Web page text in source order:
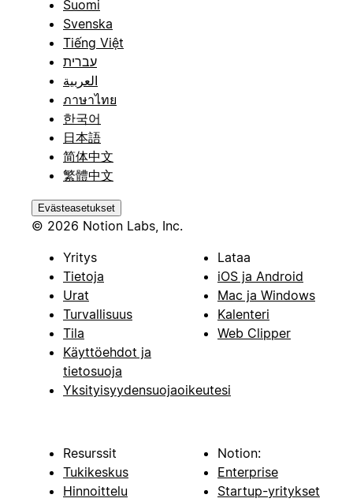
Suomi
Svenska
Tiếng Việt
עברית
العربية
ภาษาไทย
한국어
日本語
简体中文
繁體中文
Evästeasetukset
© 2026 Notion Labs, Inc.
Yritys
Tietoja
Urat
Turvallisuus
Tila
Käyttöehdot ja
tietosuoja
Yksityisyydensuojaoikeutesi
Lataa
iOS ja Android
Mac ja Windows
Kalenteri
Web Clipper
Resurssit
Tukikeskus
Hinnoittelu
Notion:
Enterprise
Startup-yritykset